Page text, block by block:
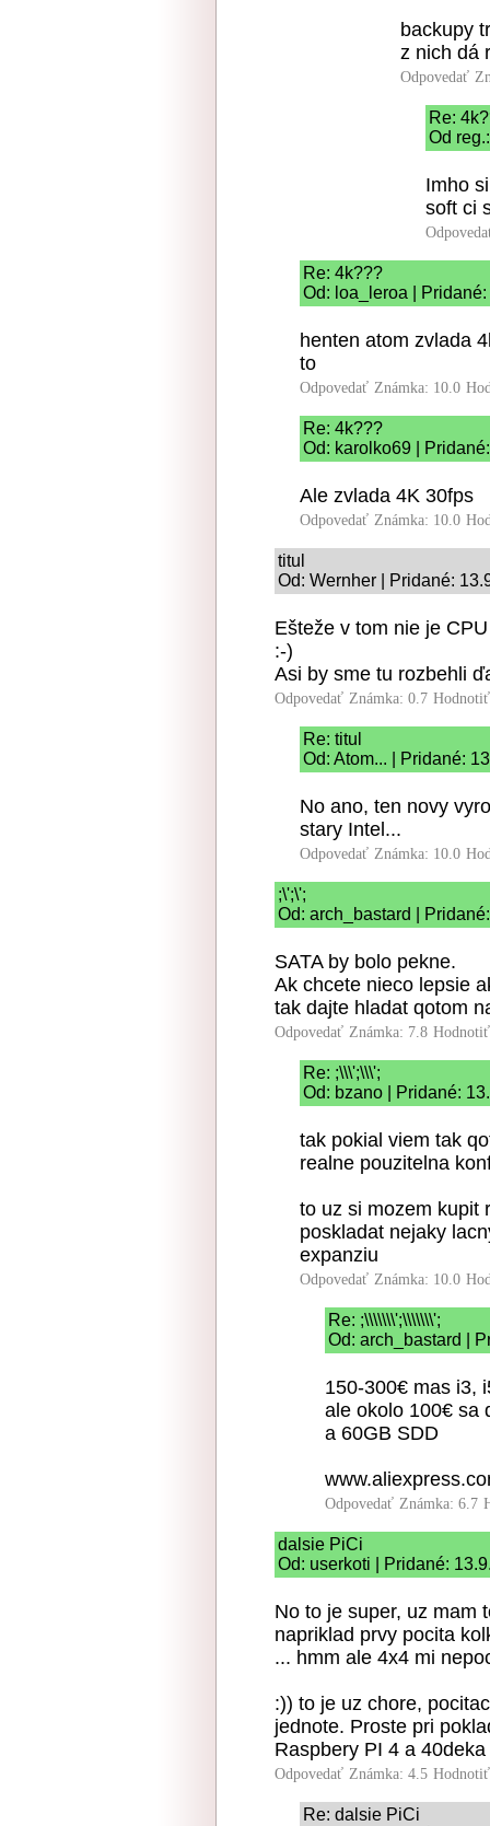
backupy
z nich dá
Odpovedať
Re:
Od
Imho
soft ci
Re: 4k???
Od: loa_leroa |
henten atom zvlada
to
Odpovedať Známka: 10.0
Re: 4k???
Od: karolko69 |
Ale zvlada 4K 30fps
Odpovedať Známka: 10.0
titul
Od: Wernher | Pridané:
Ešteže v tom nie je
:-)
Asi by sme tu rozbehli
Odpovedať Známka: 0.7
Re: titul
Od: Atom... | Pridané:
No ano, ten novy
stary Intel...
Odpovedať Známka: 10.0
;\';\';
Od: arch_bastard |
SATA by bolo pekne.
Ak chcete nieco lepsie
tak dajte hladat qotom
Odpovedať Známka: 7.8
Re: ;\\\';\\\';
Od: bzano | Pridané:
tak pokial viem tak
realne pouzitelna
to uz si mozem kupit
poskladat nejaky
expanziu
Odpovedať Známka: 10.0
Re: ;\\\\\\\';\\\\\\\';
Od: arch_bastard |
150-300€ mas i3,
ale okolo 100€ sa
a 60GB SDD
Odpovedať Známka: 6.7
dalsie PiCi
Od: userkoti | Pridané:
No to je super, uz mam
napriklad prvy pocita
... hmm ale 4x4 mi
:)) to je uz chore,
jednote. Proste pri
Raspbery PI 4 a
Odpovedať Známka: 4.5
Re: dalsie PiCi